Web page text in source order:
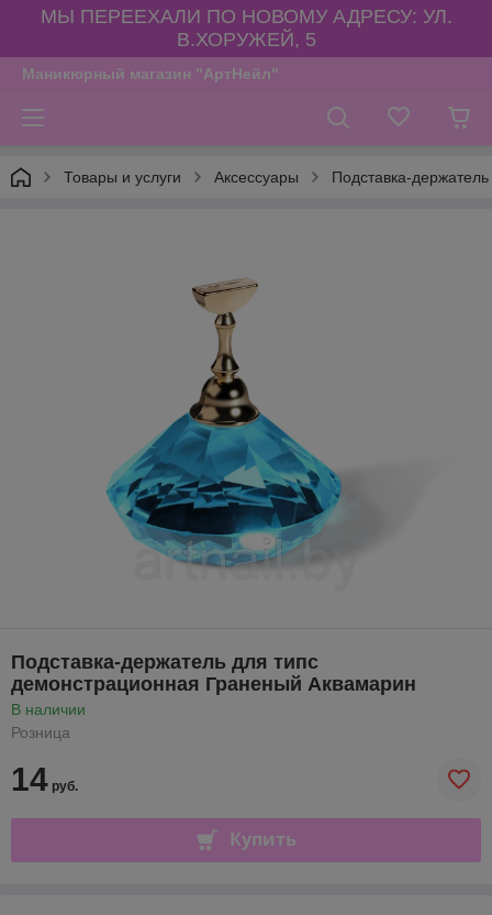
МЫ ПЕРЕЕХАЛИ ПО НОВОМУ АДРЕСУ: УЛ.
В.ХОРУЖЕЙ, 5
Маникюрный магазин "АртНейл"
Товары и услуги Аксессуары Подставка-
Подставка-держатель для типс
демонстрационная Граненый Аквамарин
В наличии
Розница
14 руб.
Купить